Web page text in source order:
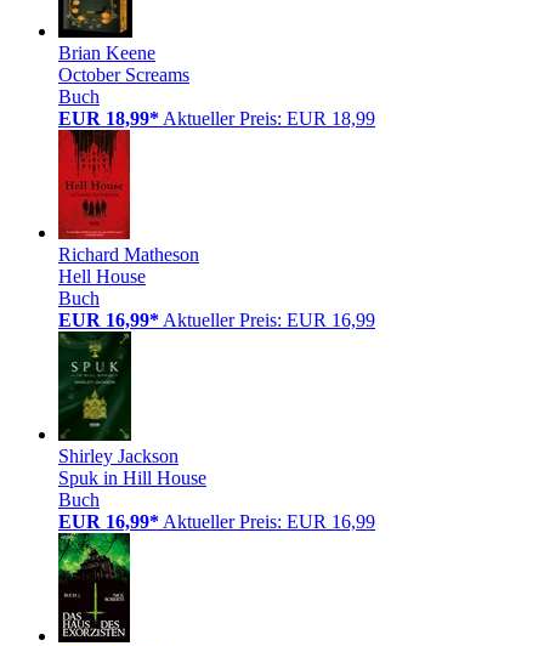
Brian Keene
October Screams
Buch
EUR 18,99*Aktueller Preis: EUR 18,99
Richard Matheson
Hell House
Buch
EUR 16,99*Aktueller Preis: EUR 16,99
Shirley Jackson
Spuk in Hill House
Buch
EUR 16,99*Aktueller Preis: EUR 16,99